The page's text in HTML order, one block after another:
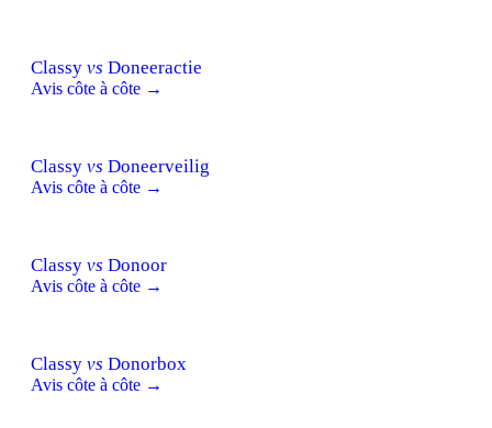
Classy vs Doneeractie
Avis côte à côte →
Classy vs Doneerveilig
Avis côte à côte →
Classy vs Donoor
Avis côte à côte →
Classy vs Donorbox
Avis côte à côte →